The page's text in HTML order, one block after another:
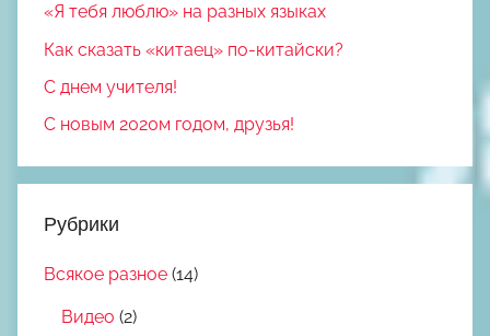
«Я тебя люблю» на разных языках
Как сказать «китаец» по-китайски?
С днем учителя!
С новым 2020м годом, друзья!
Рубрики
Всякое разное (14)
Видео (2)